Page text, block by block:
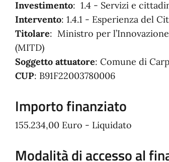
Investimento: 1.4 - Servizi e
Intervento: 1.4.1 - Esperienza del
Titolare: Ministro per
(MITD)
Soggetto attuatore: Comune di
CUP: B91F22003780006
Importo finanziato
155.234,00 Euro - Liquidato
Modalità di accesso al